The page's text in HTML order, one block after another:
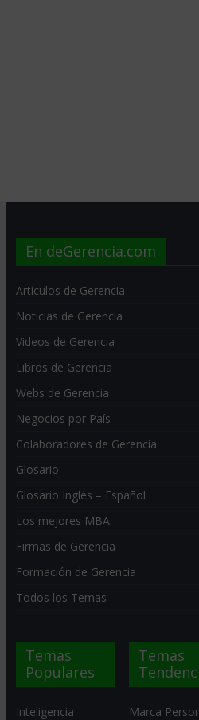
En deGerencia.com
Artículos de Gerencia
Noticias de Gerencia
Videos de Gerencia
Libros de Gerencia
Webs de Gerencia
Negocios por País
Colaboradores de Gerencia
Glosario
Glosario Inglés – Español
Los mejores MBA
Firmas de Gerencia
Formación de Gerencia
Todos los Temas
Temas
Populares
Inteligencia
Temas
Marca